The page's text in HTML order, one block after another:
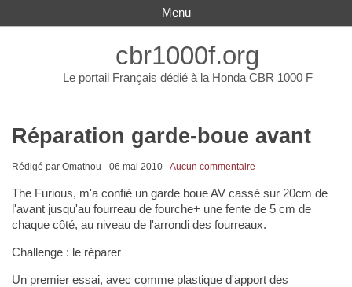
cbr1000f.org
Le portail Français dédié à la Honda CBR 1000 F
Menu
Réparation garde-boue avant
Rédigé par Omathou - 06 mai 2010-Aucun commentaire
The Furious, m'a confié un garde boue AV cassé sur 20cm de
l'avant jusqu'au fourreau de fourche+ une fente de 5 cm de
chaque côté, au niveau de l'arrondi des fourreaux.
Challenge : le réparer
Un premier essai, avec comme plastique d'apport des